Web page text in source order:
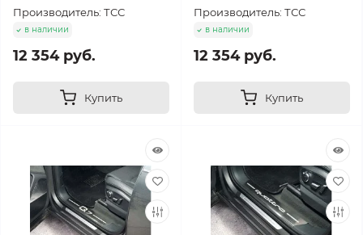
Производитель: ТСС
в наличии
12 354 руб.
Купить
Производитель: ТСС
в наличии
12 354 руб.
Купить